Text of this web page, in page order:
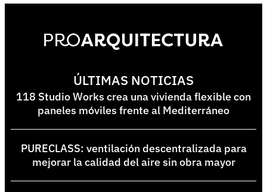
ÚLTIMAS NOTICIAS
118 Studio Works crea una vivienda flexible con
paneles móviles frente al Mediterráneo
PURECLASS: ventilación descentralizada para
mejorar la calidad del aire sin obra mayor